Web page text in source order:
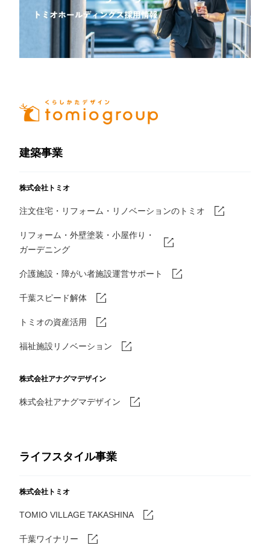
建築事業
株式会社トミオ
注文住宅・リフォーム・リノベーションのトミオ
リフォーム・外壁塗装・小屋作り・
ガーデニング
介護施設・障がい者施設運営サポート
千葉スピード解体
トミオの資産活用
福祉施設リノベーション
株式会社アナグマデザイン
株式会社アナグマデザイン
ライフスタイル事業
株式会社トミオ
TOMIO VILLAGE TAKASHINA
千葉ワイナリー